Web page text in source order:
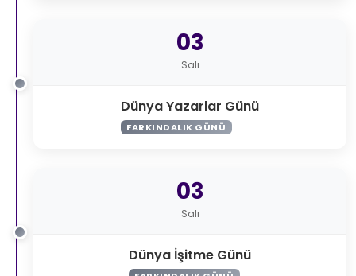
03
Salı
Dünya Yazarlar Günü
FARKINDALIK GÜNÜ
03
Salı
Dünya İşitme Günü